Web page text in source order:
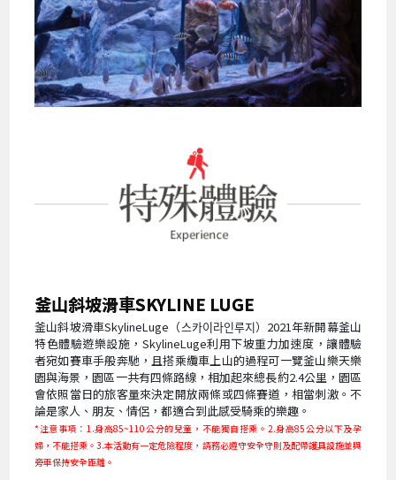
釜山斜坡滑車SKYLINE LUGE
釜山斜坡滑車SkylineLuge（스카이라인루지）2021年新開幕釜山
特色體驗遊樂設施，SkylineLuge利用下坡重力加速度，讓體驗
者宛如賽車手般奔馳，且搭乘纜車上山的過程可一覽釜山樂天樂
園與海景，園區一共有四條路線，相加起來總長約2.4公里，園區
會依照當日的旅客量來決定開放兩條或四條賽道，相當刺激。不
論是家人、朋友、情侶，都適合到此感受騎乘的樂趣。
*注意事項：1.身高85~110公分的兒童，不能獨自搭乘。2.身高85公分以下及孕
婦，不能搭乘。3.本活動有一定危險程度，請務必遵守安全守則及配帶護具設施並與
旁車保持安全距離。